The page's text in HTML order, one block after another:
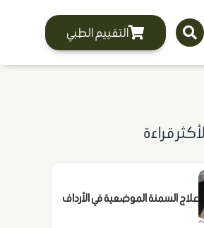
التقييم الطبي
قراءة
علاج السمنة الموضعية في الأرداف